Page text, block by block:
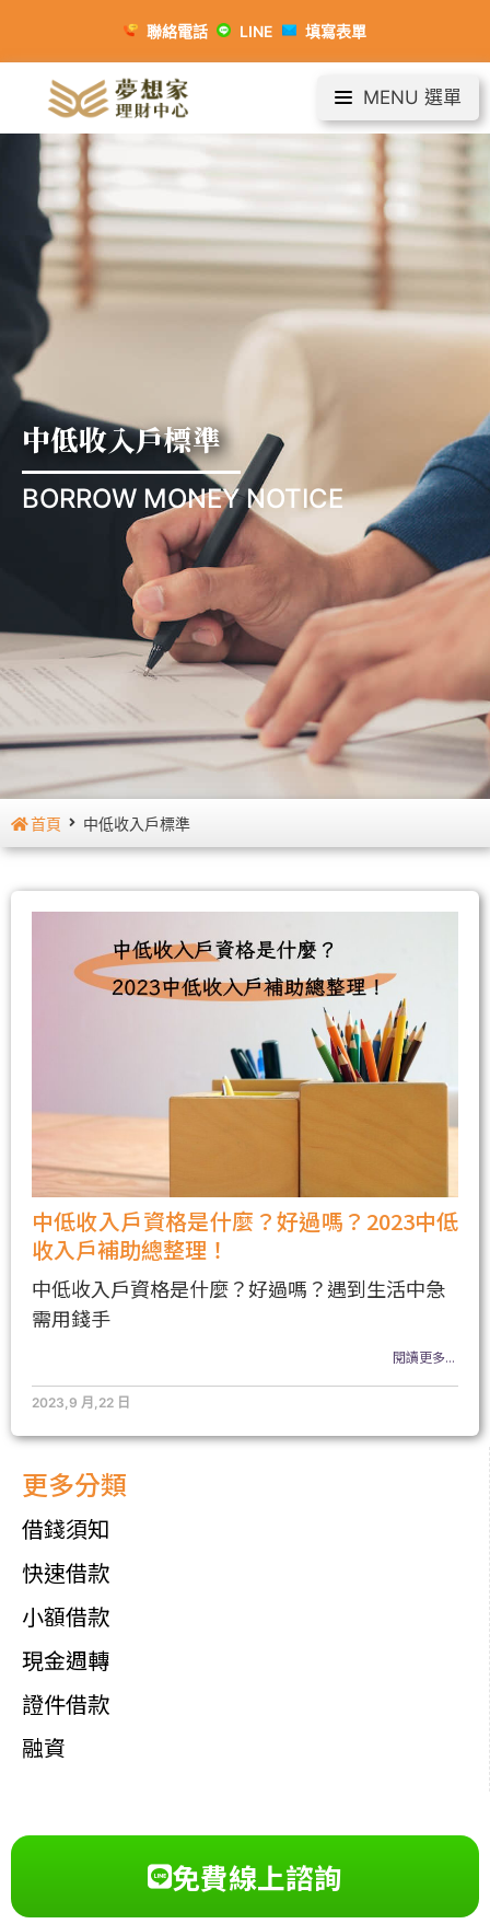
聯絡電話 LINE 填寫表單
MENU 選單
中低收入戶標準
BORROW MONEY NOTICE
首頁 中低收入戶標準
更多分類
借錢須知
快速借款
小額借款
現金週轉
證件借款
融資
中低收入戶資格是什麼？好過嗎？2023中低
收入戶補助總整理！
中低收入戶資格是什麼？好過嗎？遇到生活中急
需用錢手
閱讀更多...
2023,9 月,22 日
免費線上諮詢